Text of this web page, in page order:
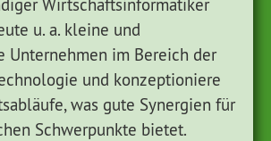
u. a. kleine und
Unternehmen im Bereich der
und konzeptioniere
was gute Synergien für
Schwerpunkte bietet.